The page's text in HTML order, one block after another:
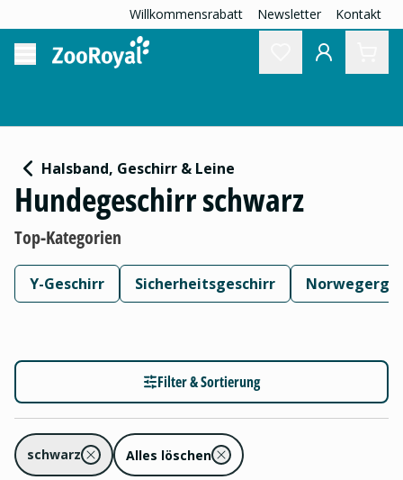
Willkommensrabatt Newsletter Kontakt
Halsband, Geschirr & Leine
Hundegeschirr schwarz
Top-Kategorien
Y-Geschirr Sicherheitsgeschirr
Filter & Sortierung
schwarz Alles löschen